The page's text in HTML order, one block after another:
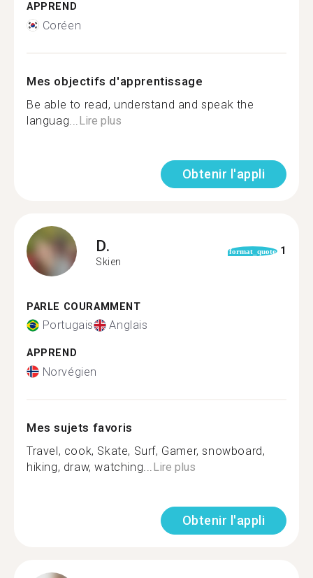
APPREND
Coréen
Mes objectifs d'apprentissage
Be able to read, understand and speak the
languag... Lire plus
Obtenir l'appli
D.
Skien
format_quote 1
PARLE COURAMMENT
Portugais Anglais
APPREND
Norvégien
Mes sujets favoris
Travel, cook, Skate, Surf, Gamer, snowboard,
hiking, draw, watching... Lire plus
Obtenir l'appli